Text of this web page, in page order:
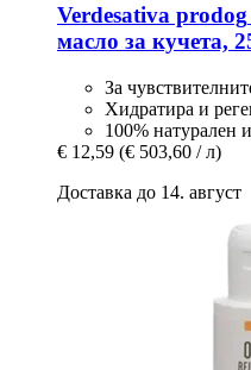
Verdesativa prodog
масло за кучета,
За
Хидратира и
100% натурален
€ 12,59 (€ 503,60 / л)
Доставка до 14. август